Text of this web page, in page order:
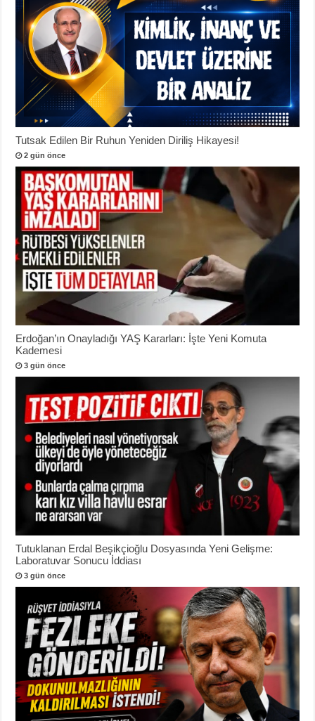
Tutsak Edilen Bir Ruhun Yeniden Diriliş Hikayesi!
2 gün önce
Erdoğan’ın Onayladığı YAŞ Kararları: İşte Yeni Komuta
Kademesi
3 gün önce
Tutuklanan Erdal Beşikçioğlu Dosyasında Yeni Gelişme:
Laboratuvar Sonucu İddiası
3 gün önce